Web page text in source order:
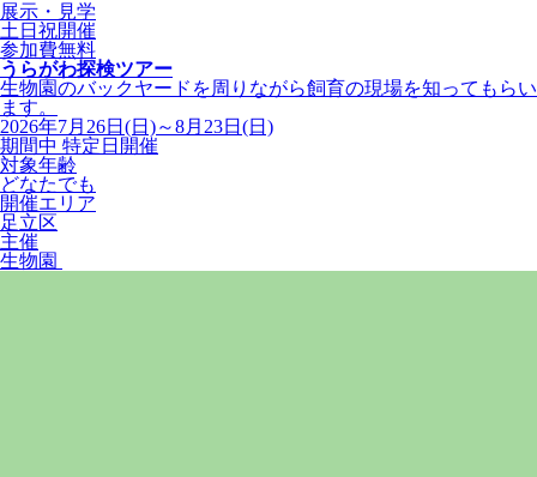
展示・見学
土日祝開催
参加費無料
うらがわ探検ツアー
生物園のバックヤードを周りながら飼育の現場を知ってもらい
ます。
2026年7月26日(日)～8月23日(日)
期間中 特定日開催
対象年齢
どなたでも
開催エリア
足立区
主催
生物園